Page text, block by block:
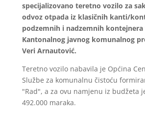
specijalizovano teretno vozilo za
odvoz otpada iz klasičnih kanti/
podzemnih i nadzemnih
Kantonalnog javnog komunalnog
Veri Arnautović.
Teretno vozilo nabavila je Općina
Službe za komunalnu čistoću
"Rad", a za ovu namjenu iz budžeta
492.000 maraka.